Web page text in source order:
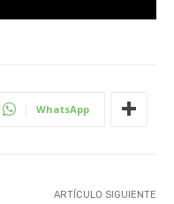
WhatsApp
ARTÍCULO SIGUIENTE